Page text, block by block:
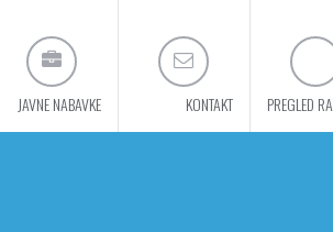
JAVNE NABAVKE KONTAKT PREGLED